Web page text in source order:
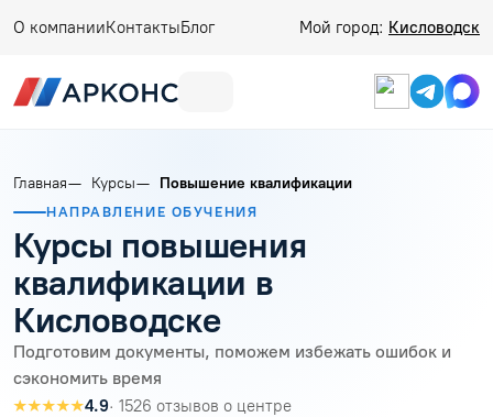
О компанииКонтактыБлог Мой город: Кисловодск
Главная Курсы Повышение квалификации
НАПРАВЛЕНИЕ ОБУЧЕНИЯ
Курсы повышения
квалификации в
Кисловодске
Подготовим документы, поможем избежать ошибок и
сэкономить время
★★★★★4.9· 1526 отзывов о центре